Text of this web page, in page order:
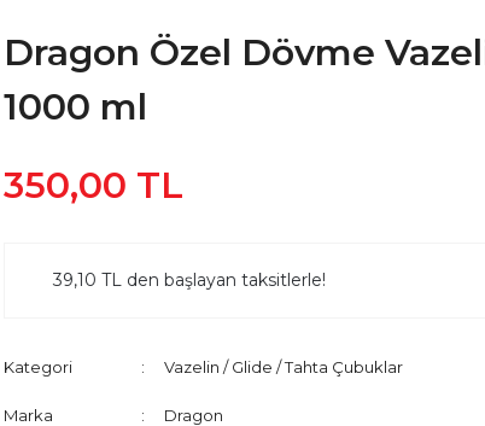
Dragon Özel Dövme
1000 ml
350,00 TL
39,10 TL den başlayan taksitlerle!
Kategori Vazelin / Glide / Tahta Çubuklar
Marka Dragon